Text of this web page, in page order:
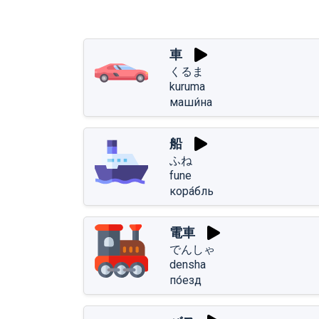
車
くるま
kuruma
маши́на
船
ふね
fune
кора́бль
電車
でんしゃ
densha
по́езд